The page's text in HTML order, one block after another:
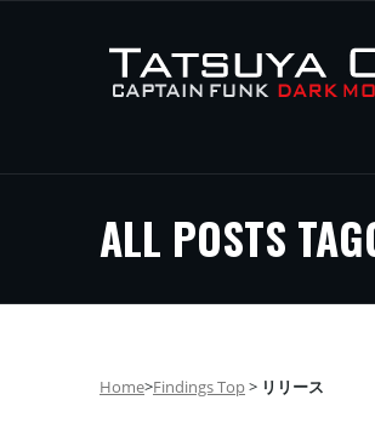
ALL POSTS
Home>Findings Top> リリース